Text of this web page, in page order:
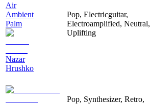
Air
Ambient
Palm
Nazar
Hrushko
Pop, Electricguitar,
Electroamplified, Neutral,
Uplifting
Pop, Synthesizer, Retro,